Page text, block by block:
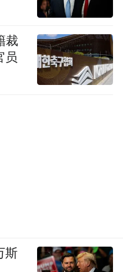
裁
员
斯